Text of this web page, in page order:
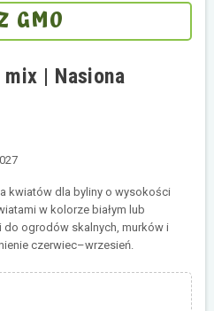
GMO
| Nasiona
kwiatów dla byliny o wysokości
w kolorze białym lub
ogrodów skalnych, murków i
czerwiec–wrzesień.